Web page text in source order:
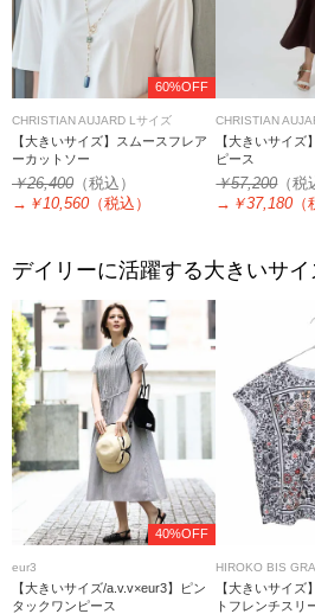
60%OFF
CHRISTIAN AUJARD Lサイズ
【大きいサイズ】スムースフレア
ーカットソー
￥26,400 （税込）
→ ￥10,560 （税込）
CHRISTIAN
【大きいサイズ
ピース
￥57,200（税
→ ￥37,180
デイリーに活躍する大きいサイ
40%OFF
eur3
【大きいサイズ/a.v.v×eur3】ピン
タックワンピース
HIROKO BIS
【大きいサイズ
トフレンチスリ